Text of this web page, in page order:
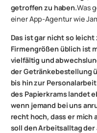
getroffen zu haben.Was
einer App-Agentur wie
Das ist gar nicht so
Firmengrößen üblich ist
vielfältig und
der Getränkebestellung
bis hin zur
des Papierkrams landet
wenn jemand bei uns
recht hoch, dass er mich
soll den Arbeitsalltag